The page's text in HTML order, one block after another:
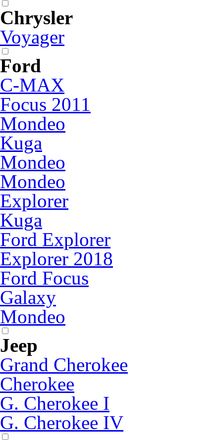
Chrysler
Voyager
Ford
C-MAX
Focus 2011
Mondeo
Kuga
Mondeo
Mondeo
Explorer
Kuga
Ford Explorer
Explorer 2018
Ford Focus
Galaxy
Mondeo
Jeep
Grand Cherokee
Cherokee
G. Cherokee I
G. Cherokee IV